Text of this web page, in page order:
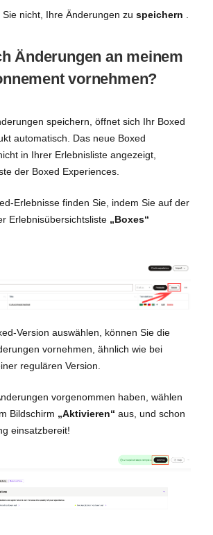
Sie nicht, Ihre Änderungen zu speichern
Änderungen an meinem
vornehmen?
speichern, öffnet sich Ihr Boxed
automatisch. Das neue Boxed
in Ihrer Erlebnisliste angezeigt,
der Boxed Experiences.
Erlebnisse finden Sie, indem Sie auf der
Erlebnisübersichtsliste „Boxes“
Version auswählen, können Sie die
vornehmen, ähnlich wie bei
regulären Version.
vorgenommen haben, wählen
Bildschirm „Aktivieren“ aus, und schon
einsatzbereit!